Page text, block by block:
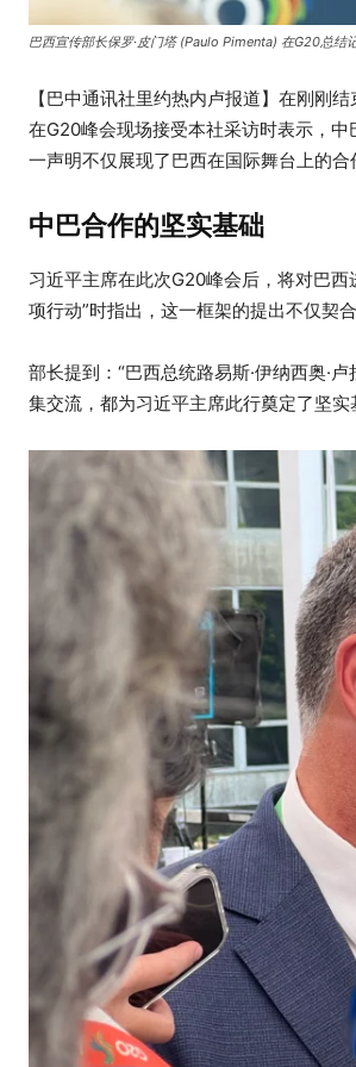
巴西宣传部长保罗·皮门塔 (Paulo Pimenta) 在G20总结
【巴中通讯社里约热内卢报道】在刚刚
在G20峰会现场接受本社采访时表示，
一声明不仅展现了巴西在国际舞台上的
中巴合作的坚实基础
习近平主席在此次G20峰会后，将对巴
项行动”时指出，这一框架的提出不仅契
部长提到：“巴西总统路易斯·伊纳西奥·
集交流，都为习近平主席此行奠定了坚